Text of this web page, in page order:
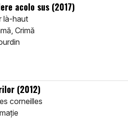
acolo sus (2017)
là-haut
Crimă
(2012)
corneilles